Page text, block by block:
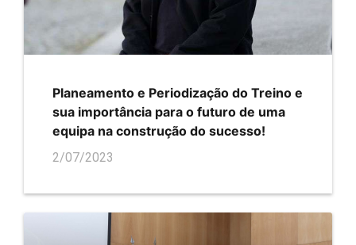
Planeamento e Periodização do Treino e
sua importância para o futuro de uma
equipa na construção do sucesso!
2/07/2023